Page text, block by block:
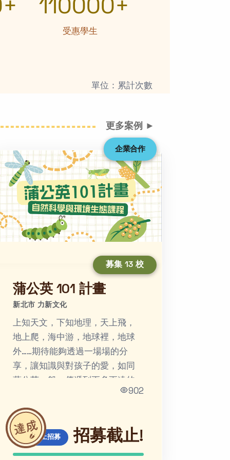
110000+
受惠學生
單位：累計次數
更多案例 ►
企業合作
募集 13 校
蒲公英 101 計畫
新北市 力新文化
上知天文，下知地理，天上飛，
地上爬，海中游，地球裡，地球
外……期待能夠透過一場場的分
享，讓知識與對孩子的愛，如同
902
線上招募 招募截止!